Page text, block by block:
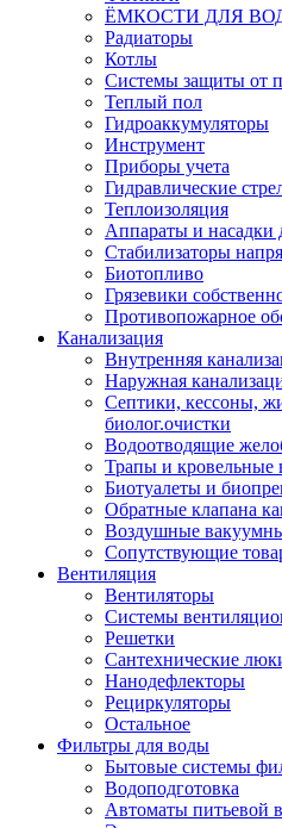
ЁМКОСТИ ДЛЯ
Радиаторы
Котлы
Системы защиты от
Теплый пол
Гидроаккумуляторы
Инструмент
Приборы учета
Гидравлические
Теплоизоляция
Аппараты и насадки
Стабилизаторы
Биотопливо
Грязевики
Противопожарное
Канализация
Внутренняя
Наружная
Септики, кессоны,
биолог.очистки
Водоотводящие
Трапы и кровельные
Биотуалеты и
Обратные клапана
Воздушные
Сопутствующие
Вентиляция
Вентиляторы
Системы
Решетки
Сантехнические
Нанодефлекторы
Рециркуляторы
Остальное
Фильтры для воды
Бытовые системы
Водоподготовка
Автоматы питьевой